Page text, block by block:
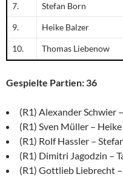
7. Stefan Born
9. Heike Balzer
10. Thomas Liebenow
Gespielte Partien: 36
(R1) Alexander Schwier
(R1) Sven Müller –
(R1) Rolf Hassler –
(R1) Dimitri Jagodzin –
(R1) Gottlieb Liebrecht